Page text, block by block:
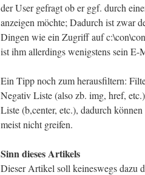
der User gefragt ob er ggf. durch
anzeigen möchte; Dadurch ist zwar
Dingen wie ein Zugriff auf
ist ihm allerdings wenigstens sein E-
Ein Tipp noch zum herausfiltern:
Negativ Liste (also zb. img, href,
Liste (b,center, etc.), dadurch
meist nicht greifen.
Sinn dieses Artikels
Dieser Artikel soll keineswegs dazu